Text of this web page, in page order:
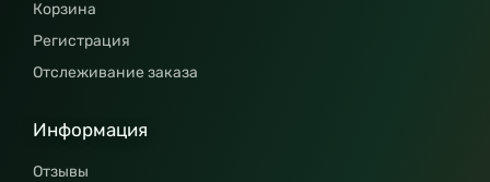
Корзина
Регистрация
Отслеживание заказа
Информация
Отзывы